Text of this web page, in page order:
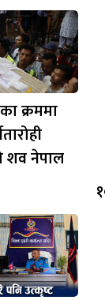
क्रममा
शव नेपाल